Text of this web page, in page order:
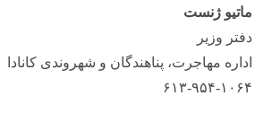
ماتیو ژنست
دفتر وزیر
اداره مهاجرت، پناهندگان و شهروندی کانادا
۶۱۳-۹۵۴-۱۰۶۴